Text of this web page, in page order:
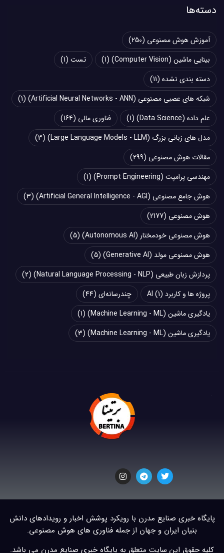
دسته‌ها
آموزش هوش مصنوعی (250)
بینایی ماشین (Computer Vision)
(1) تست (1)
دسته بندی نشده (11)
شبکه های عصبی مصنوعی (Artificial Neural Networks - ANN)
(1)
علم داده (Data Science)
(1) فناوری مالی (164)
مدل های زبانی بزرگ (Large Language Models - LLM)
(3)
مقالات هوش مصنوعی (299)
مهندسی پرامپت (Prompt Engineering)
(1)
هوش جامع مصنوعی (Artificial General Intelligence - AGI)
(3)
هوش مصنوعی (2177)
هوش مصنوعی خودمختار (Autonomous AI)
(5)
هوش مصنوعی مولد (Generative AI)
(5)
پردازش زبان طبیعی (Natural Language Processing - NLP)
(2)
پروژه ها و کاربرد AI (1) چند‌‌رسانه‌ای (44)
یادگیری ماشین (Machine Learning - ML)
(1)
یادگیری ماشین (Machine Learning - ML)
(3)
پایگاه خبری صنایع مدرن با رویکرد پوشش اخبار و رویدادهای دانش
بنیان ایران و جهان از جمله فناوری های هوش مصنوعی.
کلیه حقوق این سایت متعلق به پایگاه خبری صنایع مدرن می باشد.